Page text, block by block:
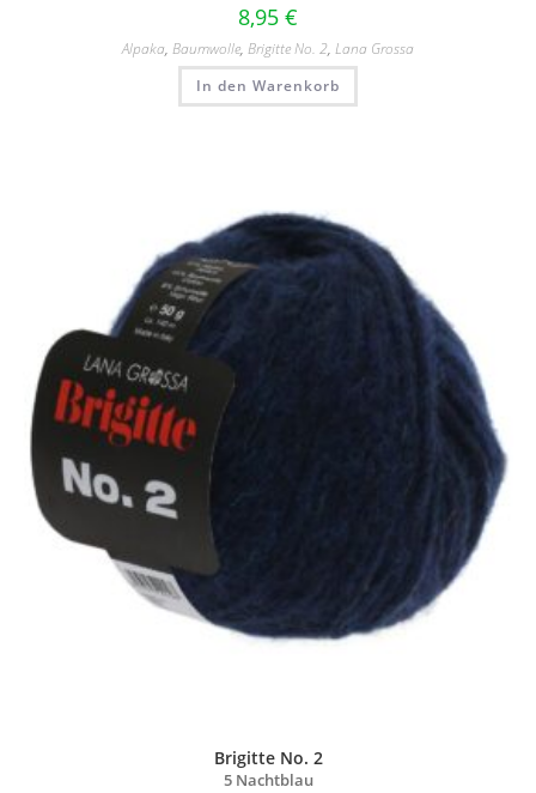
8,95 €
Alpaka, Baumwolle, Brigitte No. 2, Lana Grossa
In den Warenkorb
Brigitte No. 2
5 Nachtblau